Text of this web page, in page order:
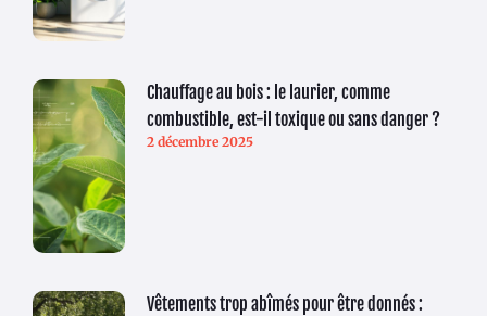
Chauffage au bois : le laurier, comme
combustible, est-il toxique ou sans danger ?
2 décembre 2025
Vêtements trop abîmés pour être donnés :